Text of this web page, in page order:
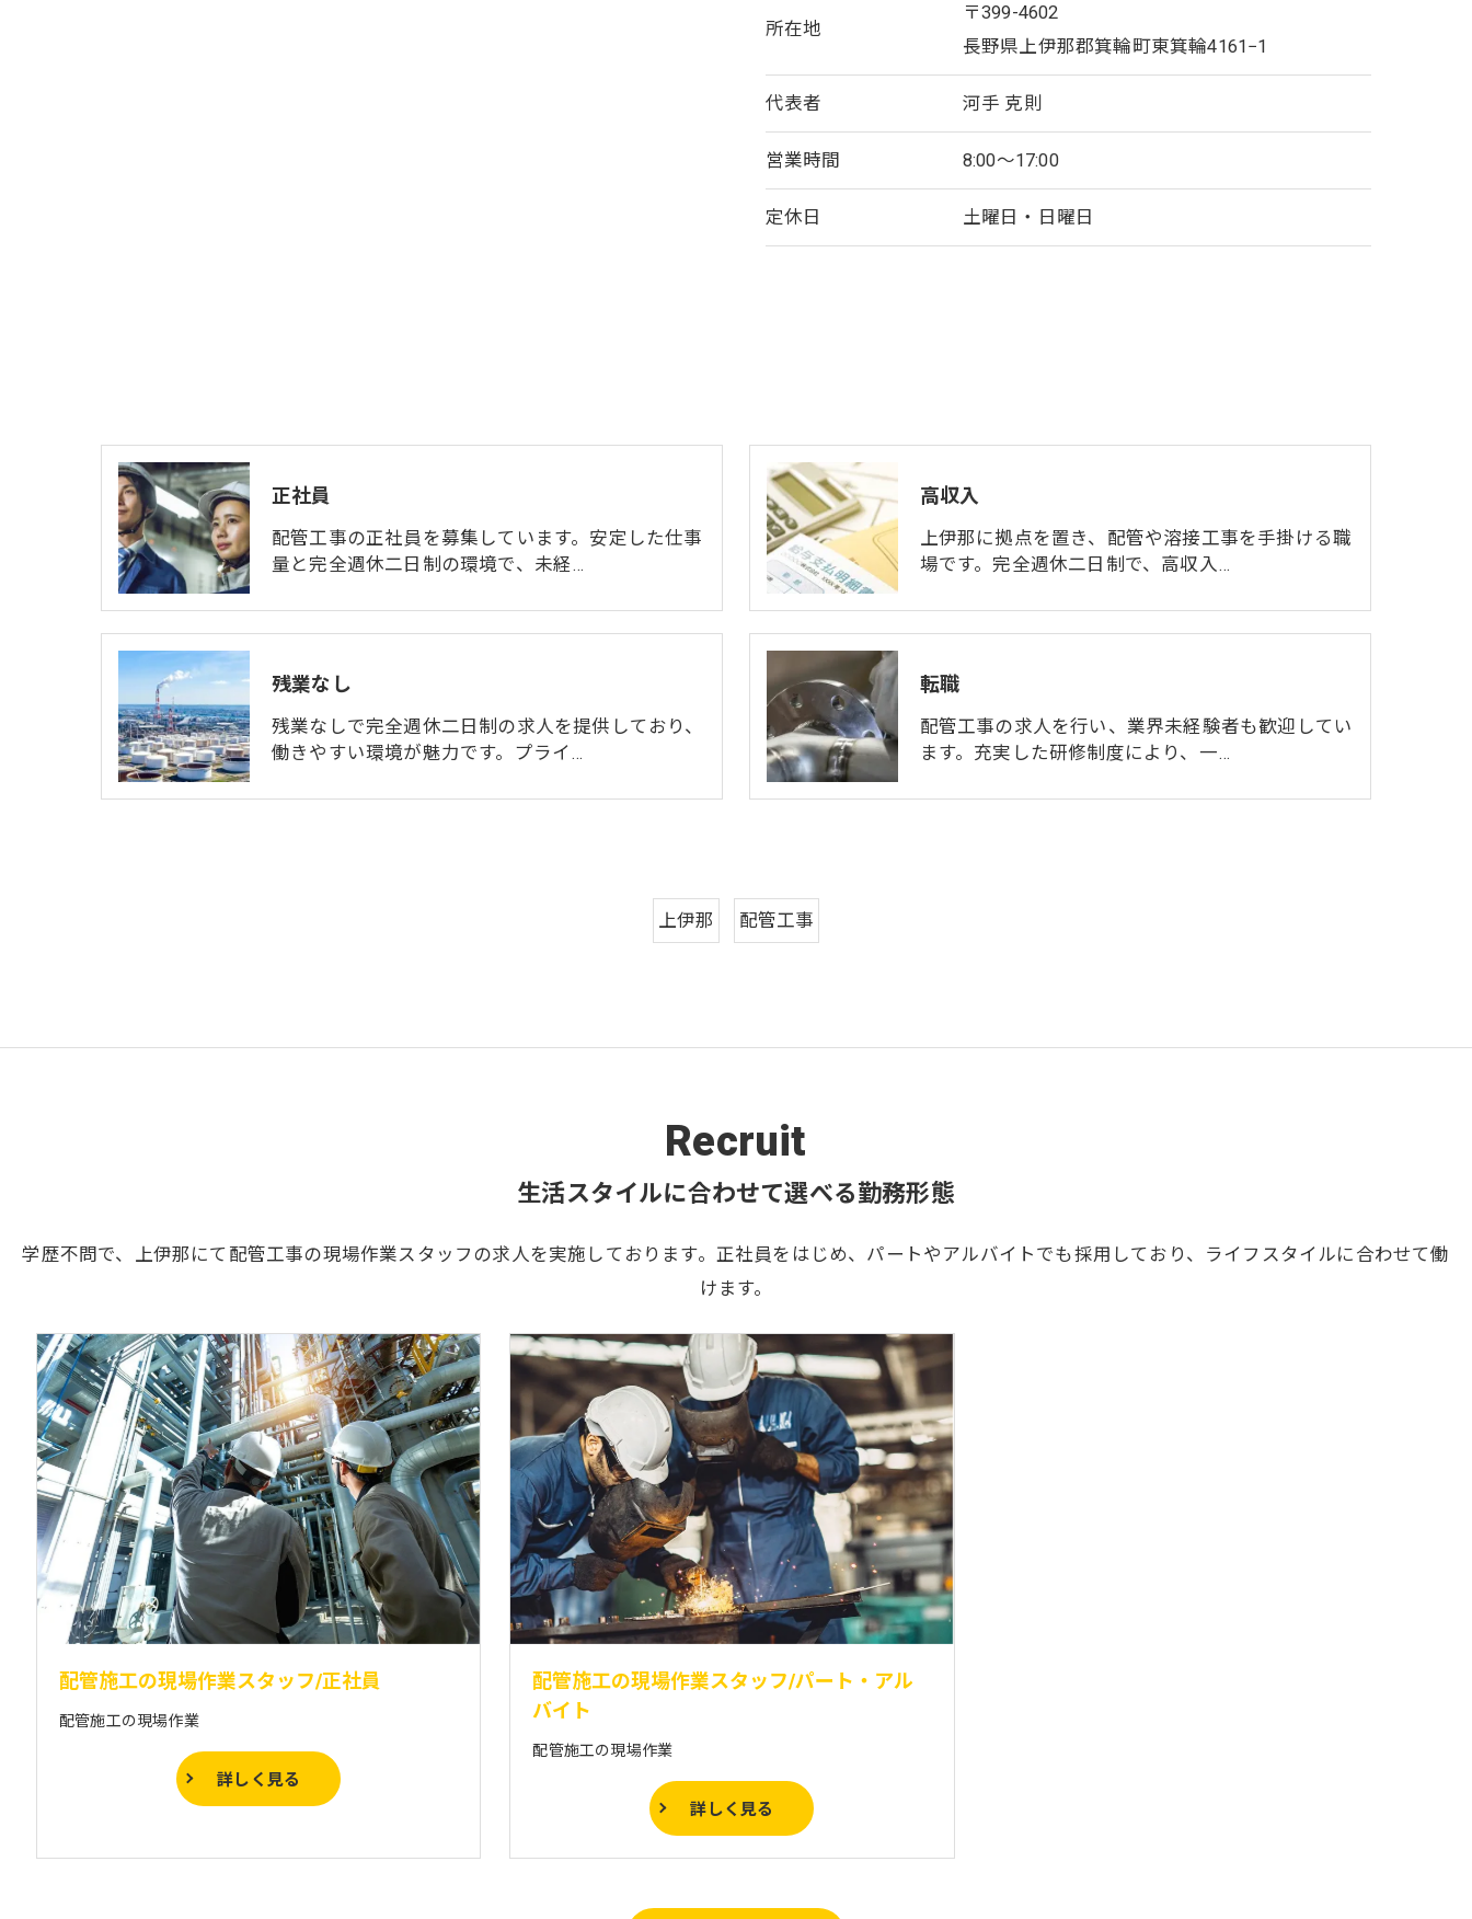
所在地
〒399-4602
長野県上伊那郡箕輪町東箕輪4161−1
代表者 河手 克則
営業時間 8:00～17:00
定休日 土曜日・日曜日
正社員
配管工事の正社員を募集しています。安定した仕事
量と完全週休二日制の環境で、未経…
高収入
上伊那に拠点を置き、配管や溶接工事を手掛ける職
場です。完全週休二日制で、高収入…
残業なし
残業なしで完全週休二日制の求人を提供しており、
働きやすい環境が魅力です。プライ…
転職
配管工事の求人を行い、業界未経験者も歓迎してい
ます。充実した研修制度により、一…
上伊那 配管工事
生活スタイルに合わせて選べる勤務形態
Recruit
学歴不問で、上伊那にて配管工事の現場作業スタッフの求人を実施しております。正社員をはじめ、パートやアルバイトでも採用しており、ライフスタイルに合わせて働
けます。
配管施工の現場作業スタッフ/正社員
配管施工の現場作業
詳しく見る
配管施工の現場作業スタッフ/パート・アル
バイト
配管施工の現場作業
詳しく見る